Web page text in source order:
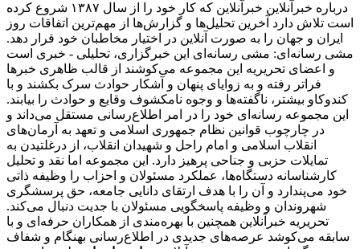
درباره خبرآنلاین خبرآنلاین که کار خود را از سال ۱۳۸۷ شروع کرده
است تلاش دارد آخرین تحلیل‌ها و گزارش‌ها از مهم‌ترین اتفاقات روز
ایران و جهان را به صورت آنلاین در اختیار مخاطبان خود قرار دهد.
مشی رسانه‌ای: مشی رسانه‌ای این خبرگزاری، تحلیلی - خبری است
و اعضای تحریریه این مجموعه می‌کوشند از قالب ظاهری خبرها
فراتر رفته و به زوایای پنهان و آشکار حوادث سرک بکشند و با
کندوکاو بیشتر، ناگفته‌ها و وجوه نامکشوف وقایع و حوادث را بیابند.
این مجموعه رسانه‌ای خود را در امر اطلاع‌رسانی مستقل می‌داند و
در چارچوب قوانین نظام جمهوری اسلامی و تعهد به آرمان‌های
انقلاب اسلامی و امام راحل و شهیدان انقلاب، از درغلتیدن به
تمایلات حزبی و جناحی پرهیز دارد. این مجموعه اما نقد و تحلیل
کارشناسانه دستگاه‌ها، عملکرد مسئولان و احزاب را وظیفه ذاتی
خود می‌پندارد و آن را با هدف ارتقای دانایی جامعه، حق پرسشگری
شهروندان و وظیفه پاسخگویی مسئولان با جدیت دنبال می‌کند.
تحریریه خبرآنلاین همچنین با بهره‌مندی از همکاران حرفه‌ای و با
سابقه می‌کوشد عرصه‌های جدیدی در اطلاع‌رسانی بهنگام و شفاف